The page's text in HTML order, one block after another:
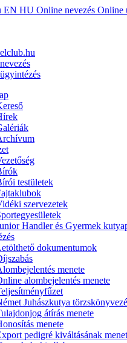
EN HU Online nevezés Online
testületek
szervezetek
Handler és Gyermek
dokumentumok
menete
alombejelentés menete
Juhászkutya
átírás menete
menete
pedigré kiváltásának